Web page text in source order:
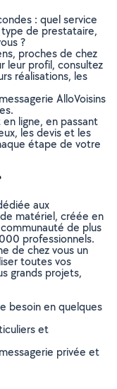
: quel service
type de prestataire,
?
proches de chez
leur profil, consultez
réalisations, les
AlloVoisins
ligne, en passant
les devis et les
étape de votre
aux
matériel, créée en
de plus
professionnels.
de chez vous un
toutes vos
grands projets,
besoin en quelques
et
privée et